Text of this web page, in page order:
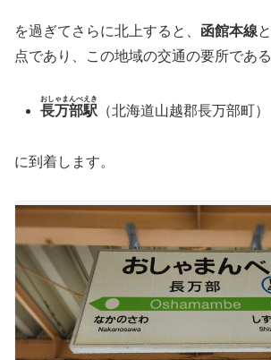
を過ぎてさらに北上すると、 函館本線と
点であり、この地域の交通の要所である
長万部駅
おしゃまんべえき
（北海道山越郡長万部町）
に到着します。